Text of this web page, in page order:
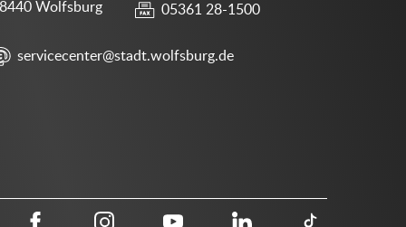
Wolfsburg
05361 28-1500
servicecenter@stadt.wolfsburg.de